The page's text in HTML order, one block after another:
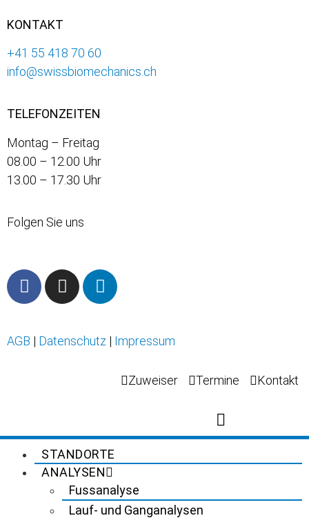
KONTAKT
+41 55 418 70 60
info@swissbiomechanics.ch
TELEFONZEITEN
Montag – Freitag
08.00 – 12.00 Uhr
13.00 – 17.30 Uhr
Folgen Sie uns
AGB | Datenschutz | Impressum
Zuweiser Termine Kontakt
STANDORTE
ANALYSEN
Fussanalyse
Lauf- und Ganganalysen